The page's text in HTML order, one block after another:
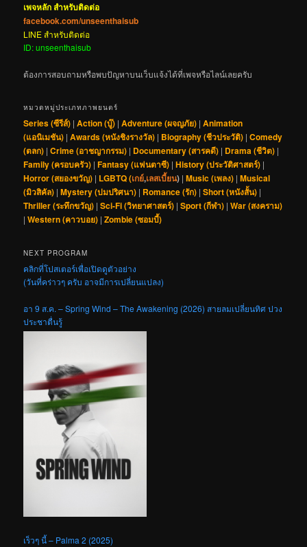
เพจหลัก สำหรับติดต่อ
facebook.com/unseenthaisub
LINE สำหรับติดต่อ
ID: unseenthaisub
ต้องการสอบถามหรือพบปัญหาบนเว็บแจ้งได้ที่เพจหรือไลน์เลยครับ
หมวดหมู่ประเภทภาพยนตร์
Series (ซีรีส์) |Action (บู๊) |Adventure (ผจญภัย) |Animation
(แอนิเมชัน) |Awards (หนังชิงรางวัล) | Biography (ชีวประวัติ) |Comedy
(ตลก) |Crime (อาชญากรรม) | Documentary (สารคดี) | Drama (ชีวิต) |
Family (ครอบครัว) |Fantasy (แฟนตาซี) |History (ประวัติศาสตร์) |
Horror (สยองขวัญ) | LGBTQ (เกย์,เลสเบี้ยน) |Music (เพลง) |Musical
(มิวสิคัล) |Mystery (ปมปริศนา) | Romance (รัก) |Short (หนังสั้น) |
Thriller (ระทึกขวัญ) |Sci-Fi (วิทยาศาสตร์) |Sport (กีฬา) |War (สงคราม)
|Western (คาวบอย) |Zombie (ซอมบี้)
NEXT PROGRAM
คลิกที่โปสเตอร์เพื่อเปิดดูตัวอย่าง
(วันที่คร่าวๆ ครับ อาจมีการเปลี่ยนแปลง)
อา 9 ส.ค. – Spring Wind – The Awakening (2026) สายลมเปลี่ยนทิศ ปวง
ประชาตื่นรู้
เร็วๆ นี้ – Palma 2 (2025)